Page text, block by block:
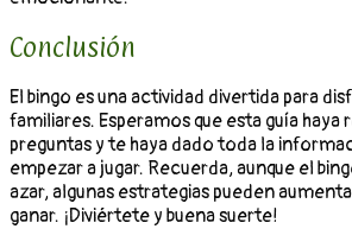
Conclusión
El bingo es una actividad divertida para
familiares. Esperamos que esta guía haya
preguntas y te haya dado toda la
empezar a jugar. Recuerda, aunque el
azar, algunas estrategias pueden
ganar. ¡Diviértete y buena suerte!